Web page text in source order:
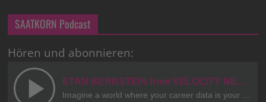
SAATKORN Podcast
Hören und abonnieren: